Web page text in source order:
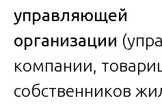
управляющей
организации
компании,
собственников